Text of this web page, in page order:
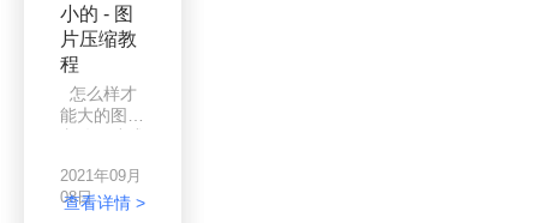
图片时，因
为图片大小
而发送不出
去呢，原来
很多平台发
送图片是有
图片，其他
的文件也
小的 - 图
片压缩教
程
怎么样才
能大的图片
在手机和单
反拍出来的
2021年09月
08日
查看详情 >